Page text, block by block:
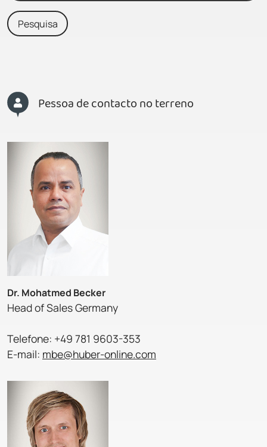
Type 2 or more characters for results.
Pessoa de contacto no terreno
Dr. Mohatmed Becker
Head of Sales Germany
Telefone: +49 781 9603-353
E-mail: mbe@huber-online.com